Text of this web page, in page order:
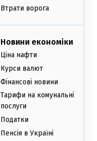
Втрати ворога
Новини економіки
Ціна нафти
Курси валют
Фінансові новини
Тарифи на комунальні
послуги
Податки
Пенсія в Україні